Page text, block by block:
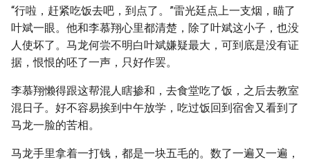
“行啦，赶紧吃饭去吧，到点了。”雷光廷点上一支烟，瞄了
叶斌一眼。他和李慕翔心里都清楚，除了叶斌这小子，也没
人使坏了。马龙何尝不明白叶斌嫌疑最大，可到底是没有证
据，恨恨的呸了一声，只好作罢。
李慕翔懒得跟这帮混人瞎掺和，去食堂吃了饭，之后去教室
混日子。好不容易挨到中午放学，吃过饭回到宿舍又看到了
马龙一脸的苦相。
马龙手里拿着一打钱，都是一块五毛的。数了一遍又一遍，